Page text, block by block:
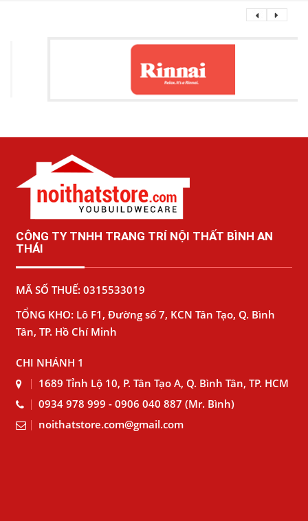
CÔNG TY TNHH TRANG TRÍ NỘI THẤT BÌNH AN
THÁI
MÃ SỐ THUẾ: 0315533019
TỔNG KHO: Lô F1, Đường số 7, KCN Tân Tạo, Q. Bình
Tân, TP. Hồ Chí Minh
CHI NHÁNH 1
1689 Tỉnh Lộ 10, P. Tân Tạo A, Q. Bình Tân, TP. HCM
0934 978 999 - 0906 040 887 (Mr. Bình)
noithatstore.com@gmail.com